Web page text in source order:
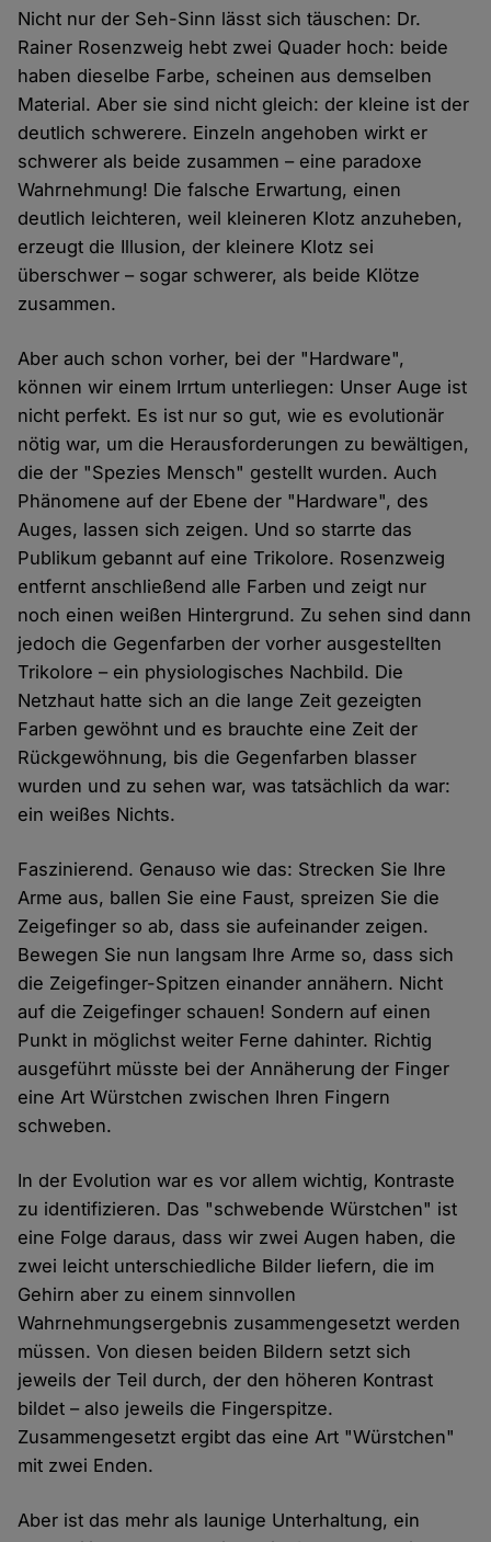
Nicht nur der Seh-Sinn lässt sich täuschen: Dr.
Rainer Rosenzweig hebt zwei Quader hoch: beide
haben dieselbe Farbe, scheinen aus demselben
Material. Aber sie sind nicht gleich: der kleine ist der
deutlich schwerere. Einzeln angehoben wirkt er
schwerer als beide zusammen – eine paradoxe
Wahrnehmung! Die falsche Erwartung, einen
deutlich leichteren, weil kleineren Klotz anzuheben,
erzeugt die Illusion, der kleinere Klotz sei
überschwer – sogar schwerer, als beide Klötze
zusammen.
Aber auch schon vorher, bei der "Hardware",
können wir einem Irrtum unterliegen: Unser Auge ist
nicht perfekt. Es ist nur so gut, wie es evolutionär
nötig war, um die Herausforderungen zu bewältigen,
die der "Spezies Mensch" gestellt wurden. Auch
Phänomene auf der Ebene der "Hardware", des
Auges, lassen sich zeigen. Und so starrte das
Publikum gebannt auf eine Trikolore. Rosenzweig
entfernt anschließend alle Farben und zeigt nur
noch einen weißen Hintergrund. Zu sehen sind dann
jedoch die Gegenfarben der vorher ausgestellten
Trikolore – ein physiologisches Nachbild. Die
Netzhaut hatte sich an die lange Zeit gezeigten
Farben gewöhnt und es brauchte eine Zeit der
Rückgewöhnung, bis die Gegenfarben blasser
wurden und zu sehen war, was tatsächlich da war:
ein weißes Nichts.
Faszinierend. Genauso wie das: Strecken Sie Ihre
Arme aus, ballen Sie eine Faust, spreizen Sie die
Zeigefinger so ab, dass sie aufeinander zeigen.
Bewegen Sie nun langsam Ihre Arme so, dass sich
die Zeigefinger-Spitzen einander annähern. Nicht
auf die Zeigefinger schauen! Sondern auf einen
Punkt in möglichst weiter Ferne dahinter. Richtig
ausgeführt müsste bei der Annäherung der Finger
eine Art Würstchen zwischen Ihren Fingern
schweben.
In der Evolution war es vor allem wichtig, Kontraste
zu identifizieren. Das "schwebende Würstchen" ist
eine Folge daraus, dass wir zwei Augen haben, die
zwei leicht unterschiedliche Bilder liefern, die im
Gehirn aber zu einem sinnvollen
Wahrnehmungsergebnis zusammengesetzt werden
müssen. Von diesen beiden Bildern setzt sich
jeweils der Teil durch, der den höheren Kontrast
bildet – also jeweils die Fingerspitze.
Zusammengesetzt ergibt das eine Art "Würstchen"
mit zwei Enden.
Aber ist das mehr als launige Unterhaltung, ein